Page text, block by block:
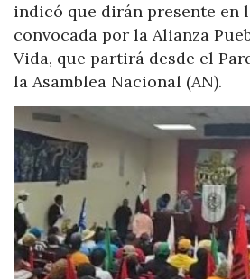
indicó que dirán presente en
convocada por la Alianza
Vida, que partirá desde el
la Asamblea Nacional (AN).